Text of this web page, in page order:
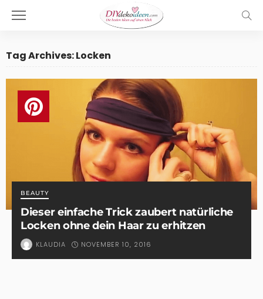
Tag Archives: Locken
BEAUTY
Dieser einfache Trick zaubert natürliche
Locken ohne dein Haar zu erhitzen
KLAUDIA NOVEMBER 10, 2016